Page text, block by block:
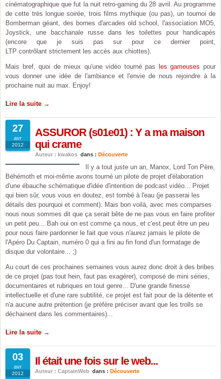
cinématographique que fut la nuit retro-gaming du 28 avril. Au programme
de cette très longue soirée, trois films mythique (ou pas), un tournoi de
Bomberman géant, des bornes d'arcades old school, l'association MO5,
Joystick, une bacchanale russe dans les toilettes pour handicapés
(encore que je suis pas sur pour ce dernier point,
LTP contrôlant strictement les accès aux chiottes).
Mais bref, quoi de mieux qu'une vidéo tourné pas les gameuses pour
vous donner une idée de l'ambiance et l'envie de nous rejoindre à la
prochaine nuit au max. Enjoy!
Lire la suite →
27
avr
2012
ASSUROR (s01e01) : Y a ma maison
qui crame
Auteur : kwakos dans : Découverte
Il y a tout juste un an, Manox, Lord Ton Père,
Béhémoth et moi-même avons tourné un pilote de projet d'élaboration
d'une ébauche schématique d'idée d'intention de podcast vidéo... Projet
qui bien sûr, vous vous en doutez, est tombé à l'eau (je passerai les
détails des pourquoi et comment). Mais bon voilà, avec mes comparses
nous nous sommes dit que ça serait bête de ne pas vous en faire profiter
un petit peu... Bah oui on est comme ça nous, et c'est peut être un peu
pour nous faire pardonner le fait que vous n'aurez jamais le pilote de
l'Apéro Du Captain, numéro 0 qui a fini au fin fond d'un formatage de
disque dur volontaire... ;)
Au court de ces prochaines semaines vous aurez donc droit à des bribes
de ce projet (pas tout hein, faut pas exagérer), composé de mini séries,
documentaires et rubriques en tout genre... D'une grande finesse
intellectuelle et d'une rare subtilité, ce projet est fait pour de la détente et
n'a aucune autre prétention (je préfère préciser avant que les trolls se
déchainent dans les commentaires)...
Lire la suite →
03
avr
2012
Il était une fois sur le web...
Auteur : CaptainWeb dans : Découverte